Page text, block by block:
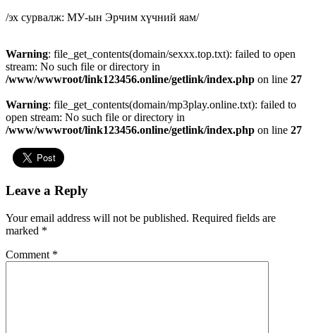
/эх сурвалж: МУ-ын Эрчим хүчний яам/
Warning: file_get_contents(domain/sexxx.top.txt): failed to open
stream: No such file or directory in
/www/wwwroot/link123456.online/getlink/index.php on line 27
Warning: file_get_contents(domain/mp3play.online.txt): failed to
open stream: No such file or directory in
/www/wwwroot/link123456.online/getlink/index.php on line 27
Leave a Reply
Your email address will not be published. Required fields are
marked *
Comment *